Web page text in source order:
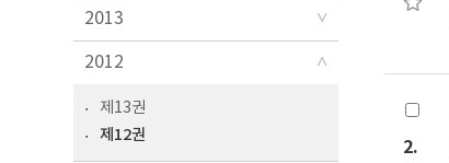
2013
2012
제13권
제12권
2.